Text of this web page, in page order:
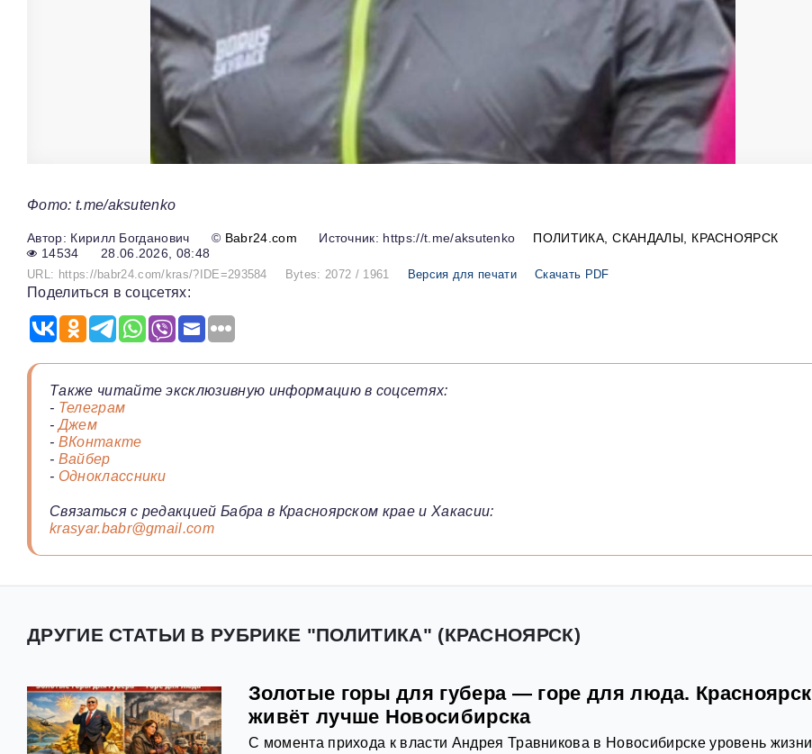
Фото: t.me/aksutenko
Кирилл Богданович © Babr24.com Источник: https://t.me/aksutenko ПОЛИТИКА СКАНДАЛЫ
КРАСНОЯРСК
14534
28.06.2026, 08:48
URL: https://babr24.com/kras/?IDE=293584 Bytes: 2072 / 1961 Версия для печати Скачать PDF
Поделиться в соцсетях:
Также читайте эксклюзивную информацию в соцсетях:
- Телеграм
-Джем
- ВКонтакте
- Вайбер
- Одноклассники
Связаться с редакцией Бабра в Красноярском крае и Хакасии:
krasyar.babr@gmail.com
ДРУГИЕ СТАТЬИ В РУБРИКЕ "ПОЛИТИКА" (КРАСНОЯРСК)
Золотые горы для губера — горе для люда. Красноярск
живёт лучше Новосибирска
С момента прихода к власти Андрея Травникова в Новосибирске уровень жизни